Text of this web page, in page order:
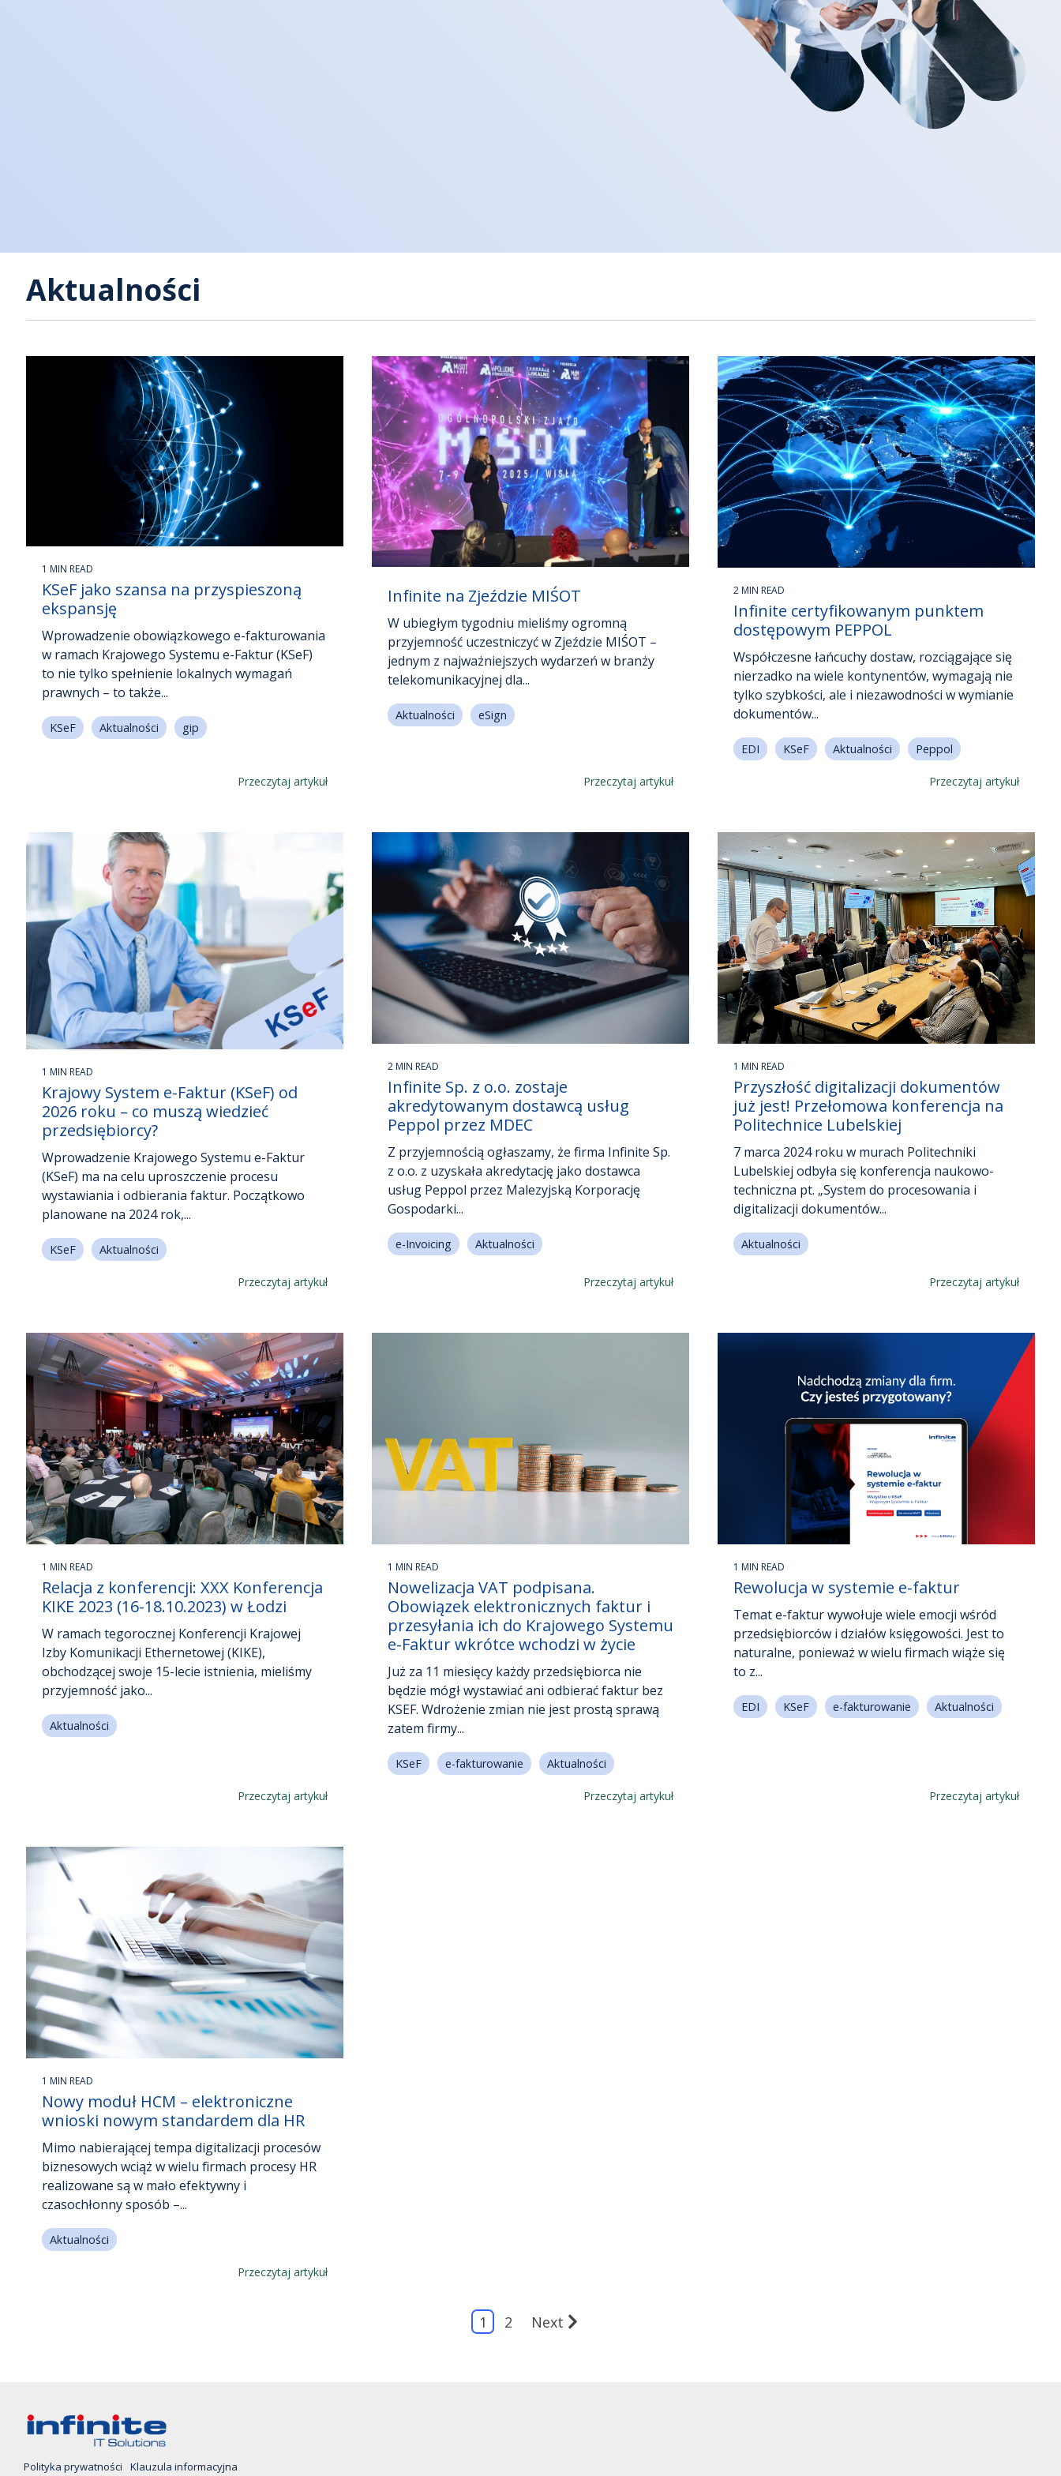
F&B– platforma zakupowa świeżej
Aktualności
1 MIN READ
KSeF jako szansa na przyspieszoną
ekspansję
Wprowadzenie obowiązkowego e-fakturowania
w ramach Krajowego Systemu e-Faktur (KSeF)
to nie tylko spełnienie lokalnych wymagań
prawnych – to także...
KSeF Aktualności gip
Przeczytaj artykuł
Infinite na Zjeździe MIŚOT
W ubiegłym tygodniu mieliśmy ogromną
przyjemność uczestniczyć w Zjeździe MIŚOT –
jednym z najważniejszych wydarzeń w branży
telekomunikacyjnej dla...
Aktualności eSign
Przeczytaj artykuł
2 MIN READ
Infinite certyfikowanym punktem
dostępowym PEPPOL
Współczesne łańcuchy dostaw, rozciągające się
nierzadko na wiele kontynentów, wymagają nie
tylko szybkości, ale i niezawodności w wymianie
dokumentów...
EDI KSeF Aktualności Peppol
Przeczytaj artykuł
1 MIN READ
Krajowy System e-Faktur (KSeF) od
2026 roku – co muszą wiedzieć
przedsiębiorcy?
Wprowadzenie Krajowego Systemu e-Faktur
(KSeF) ma na celu uproszczenie procesu
wystawiania i odbierania faktur. Początkowo
planowane na 2024 rok,...
KSeF Aktualności
Przeczytaj artykuł
2 MIN READ
Infinite Sp. z o.o. zostaje
akredytowanym dostawcą usług
Peppol przez MDEC
Z przyjemnością ogłaszamy, że firma Infinite Sp.
z o.o. z uzyskała akredytację jako dostawca
usług Peppol przez Malezyjską Korporację
Gospodarki...
e-Invoicing Aktualności
Przeczytaj artykuł
1 MIN READ
Przyszłość digitalizacji dokumentów
już jest! Przełomowa konferencja na
Politechnice Lubelskiej
7 marca 2024 roku w murach Politechniki
Lubelskiej odbyła się konferencja naukowo-
techniczna pt. „System do procesowania i
digitalizacji dokumentów...
Aktualności
Przeczytaj artykuł
1 MIN READ
Relacja z konferencji: XXX Konferencja
KIKE 2023 (16-18.10.2023) w Łodzi
W ramach tegorocznej Konferencji Krajowej
Izby Komunikacji Ethernetowej (KIKE),
obchodzącej swoje 15-lecie istnienia, mieliśmy
przyjemność jako...
Aktualności
Przeczytaj artykuł
1 MIN READ
Nowelizacja VAT podpisana.
Obowiązek elektronicznych faktur i
przesyłania ich do Krajowego Systemu
e-Faktur wkrótce wchodzi w życie
Już za 11 miesięcy każdy przedsiębiorca nie
będzie mógł wystawiać ani odbierać faktur bez
KSEF. Wdrożenie zmian nie jest prostą sprawą
zatem firmy...
KSeF e-fakturowanie Aktualności
Przeczytaj artykuł
1 MIN READ
Rewolucja w systemie e-faktur
Temat e-faktur wywołuje wiele emocji wśród
przedsiębiorców i działów księgowości. Jest to
naturalne, ponieważ w wielu firmach wiąże się
to z...
EDI KSeF e-fakturowanie Aktualności
Przeczytaj artykuł
1 MIN READ
Nowy moduł HCM – elektroniczne
wnioski nowym standardem dla HR
Mimo nabierającej tempa digitalizacji procesów
biznesowych wciąż w wielu firmach procesy HR
realizowane są w mało efektywny i
czasochłonny sposób –...
Aktualności
Przeczytaj artykuł
1 2 Next
Polityka prywatności Klauzula informacyjna